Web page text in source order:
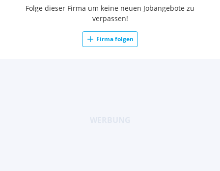
Folge dieser Firma um keine neuen Jobangebote zu
verpassen!
Firma folgen